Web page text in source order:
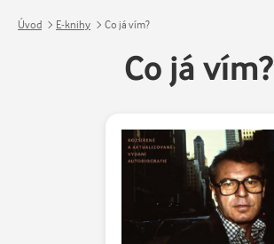
Úvod E-knihy Co já vím?
Co já vím?